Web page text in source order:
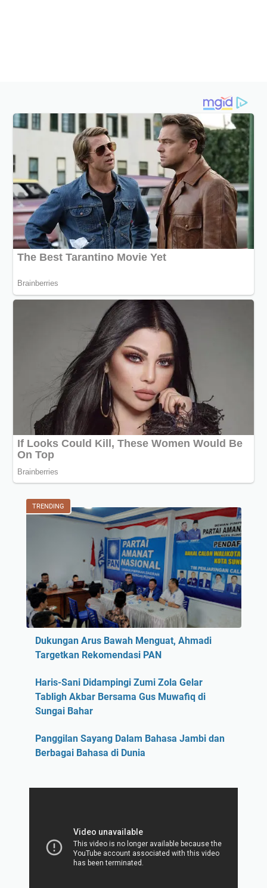
TRENDING
Dukungan Arus Bawah Menguat, Ahmadi
Targetkan Rekomendasi PAN
Haris-Sani Didampingi Zumi Zola Gelar
Tabligh Akbar Bersama Gus Muwafiq di
Sungai Bahar
Panggilan Sayang Dalam Bahasa Jambi dan
Berbagai Bahasa di Dunia